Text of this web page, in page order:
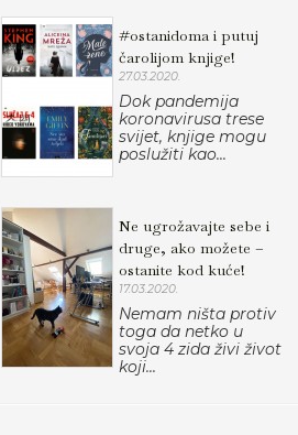
#ostanidoma i putuj
čarolijom knjige!
27.03.2020.
Dok pandemija
koronavirusa trese
svijet, knjige mogu
poslužiti kao...
Ne ugrožavajte sebe i
druge, ako možete –
ostanite kod kuće!
17.03.2020.
Nemam ništa protiv
toga da netko u
svoja 4 zida živi život
koji...